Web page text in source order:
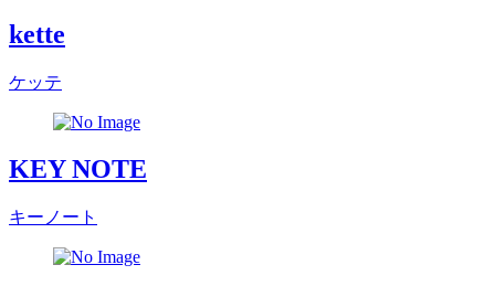
kette
ケッテ
KEY NOTE
キーノート